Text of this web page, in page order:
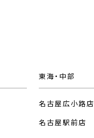
東海・中部
名古屋広小路店
名古屋駅前店